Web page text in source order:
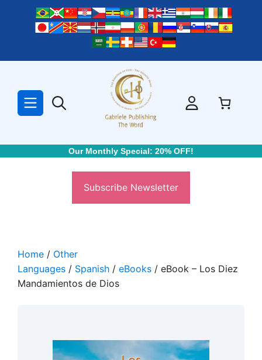
Our Monthly Special: 20% OFF!
Subscribe Newsletter
Home / Other
Languages / Spanish / eBooks / eBook – Los Diez
Mandamientos de Dios